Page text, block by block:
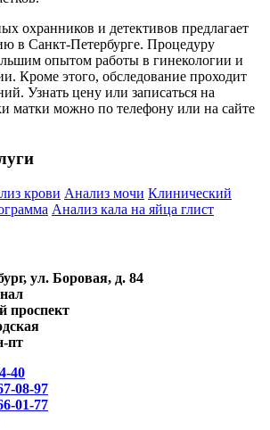
охранников и детективов предлагает
в Санкт-Петербурге. Процедуру
опытом работы в гинекологии и
Кроме этого, обследование проходит
Узнать цену или записаться на
матки можно по телефону или на сайте
крови Анализ мочи Клинический
Анализ кала на яйца глист
ул. Боровая, д. 84
проспект
пт
40
08-97
01-77